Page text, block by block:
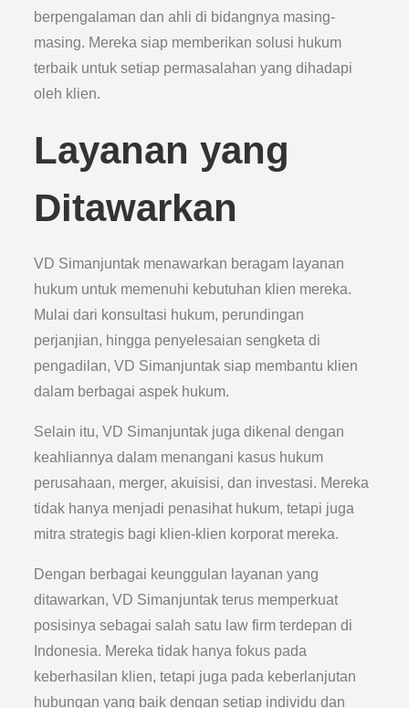
berpengalaman dan ahli di bidangnya masing-
masing. Mereka siap memberikan solusi hukum
terbaik untuk setiap permasalahan yang dihadapi
oleh klien.
Layanan yang
Ditawarkan
VD Simanjuntak menawarkan beragam layanan
hukum untuk memenuhi kebutuhan klien mereka.
Mulai dari konsultasi hukum, perundingan
perjanjian, hingga penyelesaian sengketa di
pengadilan, VD Simanjuntak siap membantu klien
dalam berbagai aspek hukum.
Selain itu, VD Simanjuntak juga dikenal dengan
keahliannya dalam menangani kasus hukum
perusahaan, merger, akuisisi, dan investasi. Mereka
tidak hanya menjadi penasihat hukum, tetapi juga
mitra strategis bagi klien-klien korporat mereka.
Dengan berbagai keunggulan layanan yang
ditawarkan, VD Simanjuntak terus memperkuat
posisinya sebagai salah satu law firm terdepan di
Indonesia. Mereka tidak hanya fokus pada
keberhasilan klien, tetapi juga pada keberlanjutan
hubungan yang baik dengan setiap individu dan